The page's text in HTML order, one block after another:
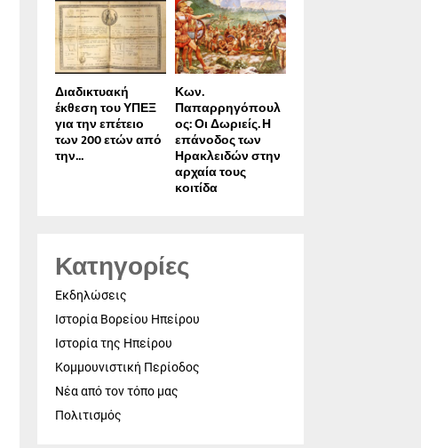
Διαδικτυακή
έκθεση του ΥΠΕΞ
για την επέτειο
των 200 ετών από
την...
Κων.
Παπαρρηγόπουλ
ος: Οι Δωριείς. Η
επάνοδος των
Ηρακλειδών στην
αρχαία τους
κοιτίδα
Κατηγορίες
Εκδηλώσεις
Ιστορία Βορείου Ηπείρου
Ιστορία της Ηπείρου
Κομμουνιστική Περίοδος
Νέα από τον τόπο μας
Πολιτισμός